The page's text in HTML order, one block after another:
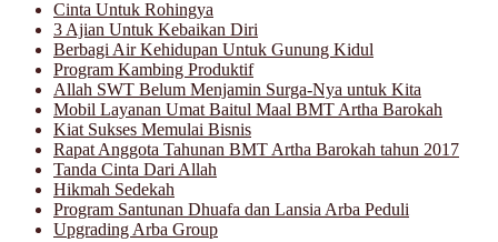
Cinta Untuk Rohingya
3 Ajian Untuk Kebaikan Diri
Berbagi Air Kehidupan Untuk Gunung Kidul
Program Kambing Produktif
Allah SWT Belum Menjamin Surga-Nya untuk Kita
Mobil Layanan Umat Baitul Maal BMT Artha Barokah
Kiat Sukses Memulai Bisnis
Rapat Anggota Tahunan BMT Artha Barokah tahun 2017
Tanda Cinta Dari Allah
Hikmah Sedekah
Program Santunan Dhuafa dan Lansia Arba Peduli
Upgrading Arba Group